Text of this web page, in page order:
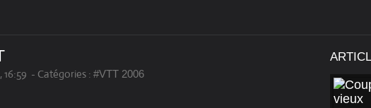
16:59 - Catégories : #VTT 2006